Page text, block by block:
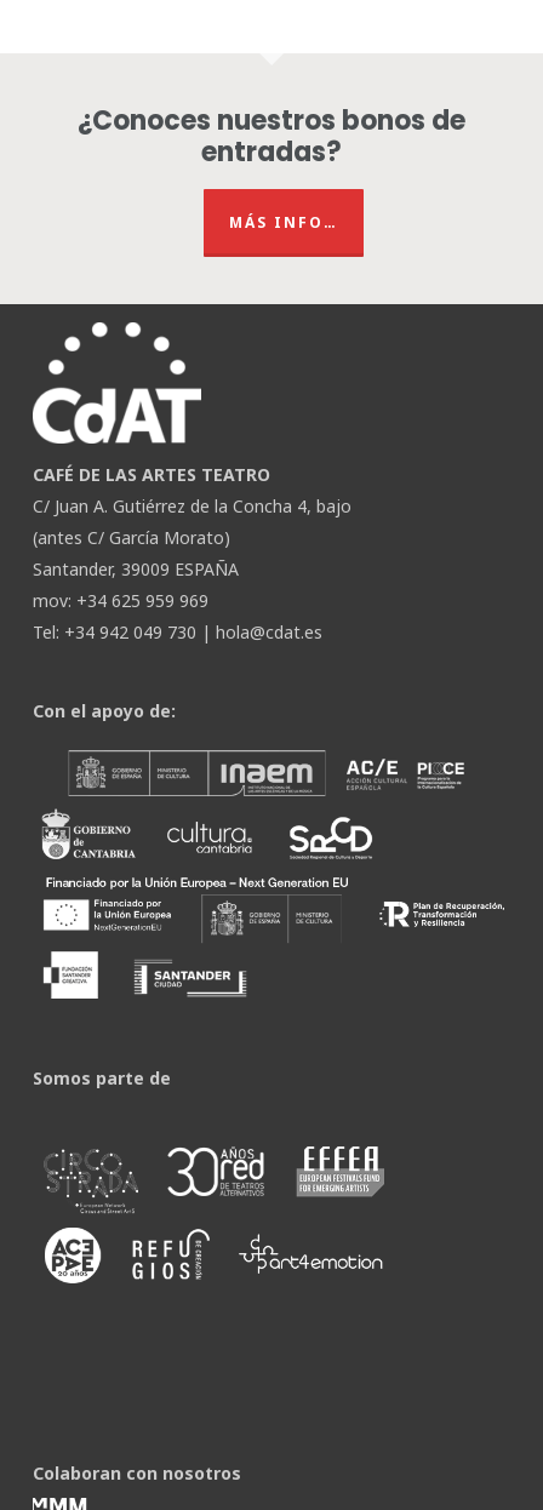
¿Conoces nuestros bonos de
entradas?
MÁS INFO…
CAFÉ DE LAS ARTES TEATRO
C/ Juan A. Gutiérrez de la Concha 4, bajo
(antes C/ García Morato)
Santander, 39009 ESPAÑA
mov: +34 625 959 969
Tel: +34 942 049 730 | hola@cdat.es
Con el apoyo de:
Somos parte de
Colaboran con nosotros